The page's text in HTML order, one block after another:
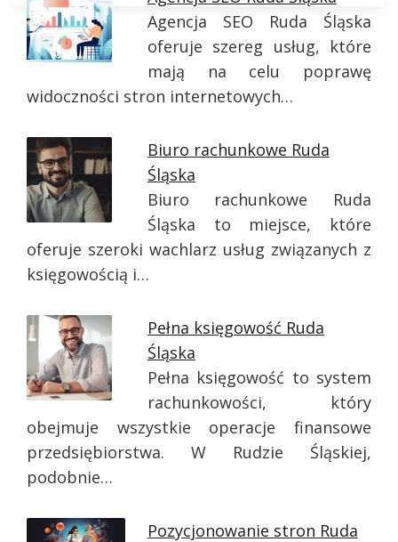
Agencja SEO Ruda Śląska
oferuje szereg usług, które
mają na celu poprawę
widoczności stron internetowych…
Biuro rachunkowe Ruda
Śląska
Biuro rachunkowe Ruda
Śląska to miejsce, które
oferuje szeroki wachlarz usług związanych z
księgowością i…
Pełna księgowość Ruda
Śląska
Pełna księgowość to system
rachunkowości, który
obejmuje wszystkie operacje finansowe
przedsiębiorstwa. W Rudzie Śląskiej,
podobnie…
Pozycjonowanie stron Ruda